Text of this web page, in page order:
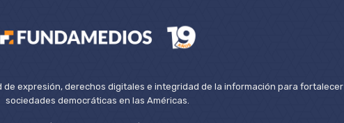
de expresión, derechos digitales e integridad de la información para fortalecer
sociedades democráticas en las Américas.